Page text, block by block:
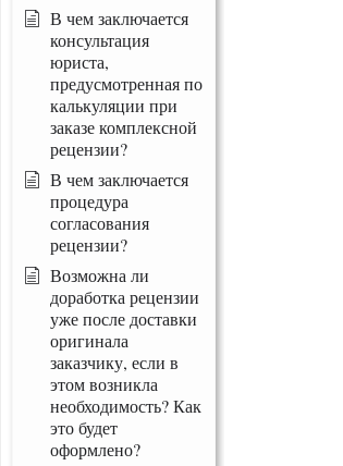
В чем заключается
консультация
юриста,
предусмотренная по
калькуляции при
заказе комплексной
рецензии?
В чем заключается
процедура
согласования
рецензии?
Возможна ли
доработка рецензии
уже после доставки
оригинала
заказчику, если в
этом возникла
необходимость? Как
это будет
оформлено?